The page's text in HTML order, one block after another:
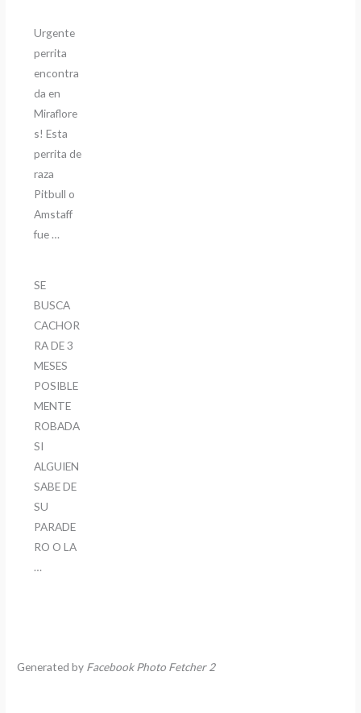
Urgente
perrita
encontra
da en
Miraflore
s! Esta
perrita de
raza
Pitbull o
Amstaff
fue …
SE
BUSCA
CACHOR
RA DE 3
MESES
POSIBLE
MENTE
ROBADA
SI
ALGUIEN
SABE DE
SU
PARADE
RO O LA
…
Generated by Facebook Photo Fetcher 2